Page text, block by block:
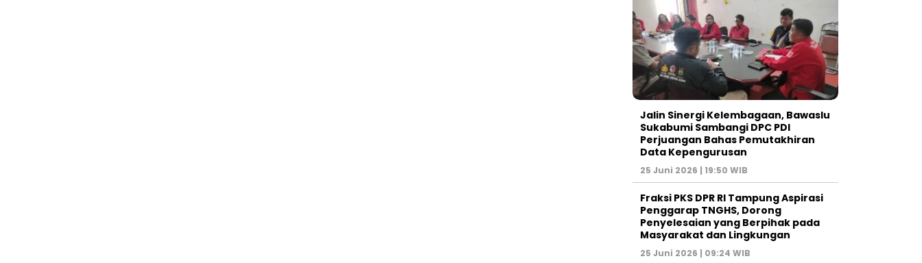
Jalin Sinergi Kelembagaan, Bawaslu
Sukabumi Sambangi DPC PDI
Perjuangan Bahas Pemutakhiran
Data Kepengurusan
25 Juni 2026 | 19:50 WIB
‎Fraksi PKS DPR RI Tampung Aspirasi
Penggarap TNGHS, Dorong
Penyelesaian yang Berpihak pada
Masyarakat dan Lingkungan‎
25 Juni 2026 | 09:24 WIB